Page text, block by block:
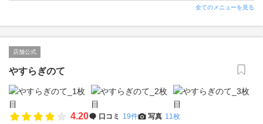
全てのメニューを見る
店舗公式
やすらぎのて
4.20 口コミ 19件 写真 11枚